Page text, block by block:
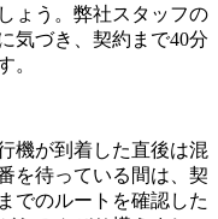
ょう。弊社スタッフの
気づき、契約まで40分
。
機が到着した直後は混
を待っている間は、契
でのルートを確認した